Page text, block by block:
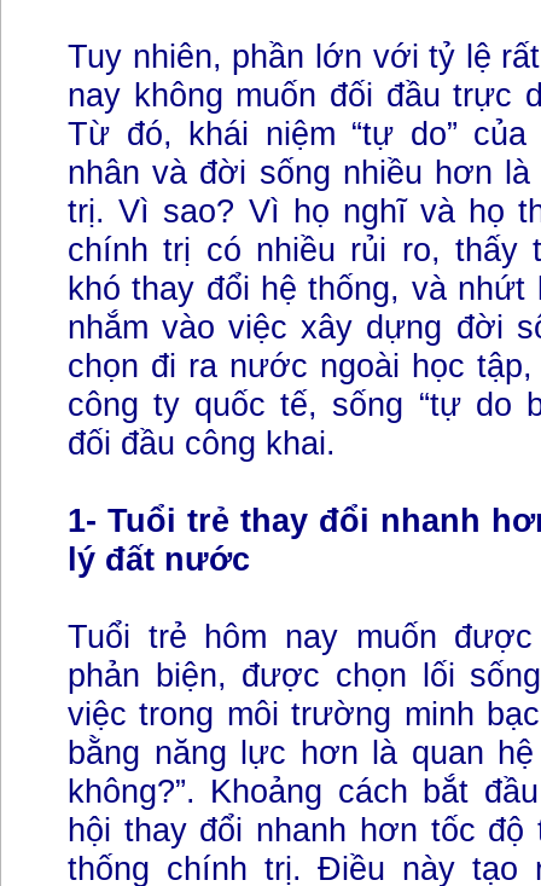
Tuy nhiên, phần lớn với tỷ lệ
nay không muốn đối đầu trực
Từ đó, khái niệm “tự do”
nhân và đời sống nhiều hơn
trị. Vì sao? Vì họ nghĩ và họ
chính trị có nhiều rủi ro, thấy
khó thay đổi hệ thống, và
nhắm vào việc xây dựng đời
chọn đi ra nước ngoài học
công ty quốc tế, sống “tự do
đối đầu công khai.
1- Tuổi trẻ thay đổi nhanh
lý đất nước
Tuổi trẻ hôm nay muốn
phản biện, được chọn lối
việc trong môi trường minh
bằng năng lực hơn là quan
không?”. Khoảng cách bắt
hội thay đổi nhanh hơn tốc độ
thống chính trị. Điều này tạo